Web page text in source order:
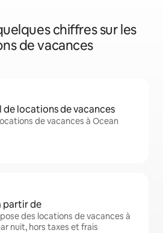
chiffres sur les
de vacances
locations de vacances
de vacances à Ocean
partir de
des locations de vacances à
nuit, hors taxes et frais